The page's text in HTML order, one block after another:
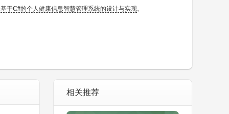
基于C#的个人健康信息智慧管理系统的设计与实现。
相关推荐